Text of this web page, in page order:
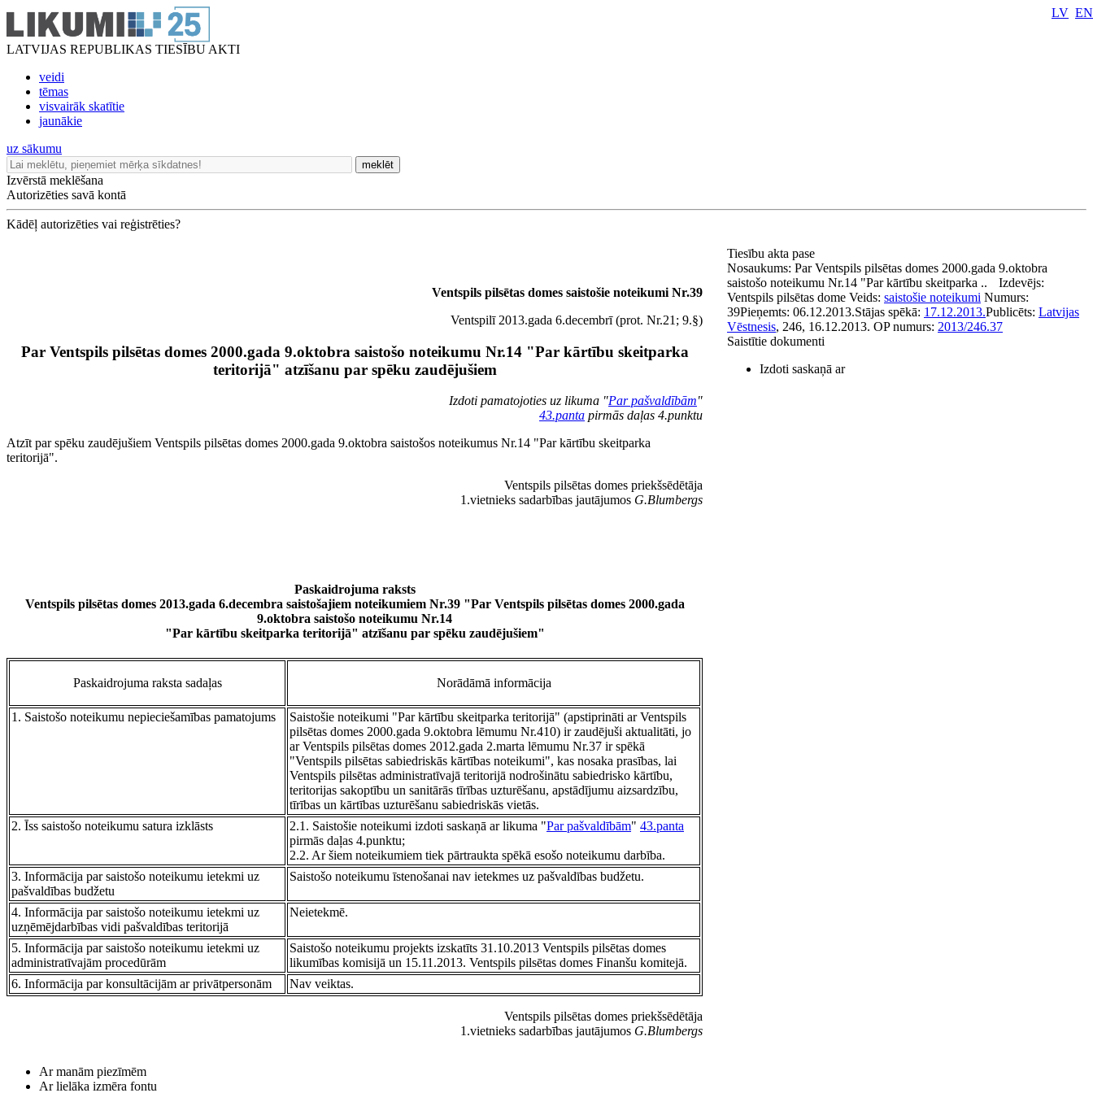
LATVIJAS REPUBLIKAS TIESĪBU AKTI
veidi
tēmas
visvairāk skatītie
jaunākie
LV EN
uz sākumu
meklēt
Izvērstā meklēšana
Autorizēties savā kontā
Kādēļ autorizēties vai reģistrēties?
Ventspils pilsētas domes saistošie noteikumi Nr.39
Ventspilī 2013.gada 6.decembrī (prot. Nr.21; 9.§)
Par Ventspils pilsētas domes 2000.gada 9.oktobra saistošo noteikumu Nr.14 "Par kārtību skeitparka
teritorijā" atzīšanu par spēku zaudējušiem
Izdoti pamatojoties uz likuma "Par pašvaldībām"
43.panta pirmās daļas 4.punktu
Atzīt par spēku zaudējušiem Ventspils pilsētas domes 2000.gada 9.oktobra saistošos noteikumus Nr.14 "Par kārtību skeitparka
teritorijā".
Ventspils pilsētas domes priekšsēdētāja
1.vietnieks sadarbības jautājumos G.Blumbergs
Paskaidrojuma raksts
Ventspils pilsētas domes 2013.gada 6.decembra saistošajiem noteikumiem Nr.39 "Par Ventspils pilsētas domes 2000.gada
9.oktobra saistošo noteikumu Nr.14
"Par kārtību skeitparka teritorijā" atzīšanu par spēku zaudējušiem"
Paskaidrojuma raksta sadaļas Norādāmā informācija
1. Saistošo noteikumu nepieciešamības pamatojums
Saistošie noteikumi "Par kārtību skeitparka teritorijā" (apstiprināti ar Ventspils
pilsētas domes 2000.gada 9.oktobra lēmumu Nr.410) ir zaudējuši aktualitāti, jo
ar Ventspils pilsētas domes 2012.gada 2.marta lēmumu Nr.37 ir spēkā
"Ventspils pilsētas sabiedriskās kārtības noteikumi", kas nosaka prasības, lai
Ventspils pilsētas administratīvajā teritorijā nodrošinātu sabiedrisko kārtību,
teritorijas sakoptību un sanitārās tīrības uzturēšanu, apstādījumu aizsardzību,
tīrības un kārtības uzturēšanu sabiedriskās vietās.
2. Īss saistošo noteikumu satura izklāsts
2.1. Saistošie noteikumi izdoti saskaņā ar likuma "Par pašvaldībām" 43.panta
pirmās daļas 4.punktu;
2.2. Ar šiem noteikumiem tiek pārtraukta spēkā esošo noteikumu darbība.
3. Informācija par saistošo noteikumu ietekmi uz
pašvaldības budžetu
Saistošo noteikumu īstenošanai nav ietekmes uz pašvaldības budžetu.
4. Informācija par saistošo noteikumu ietekmi uz
uzņēmējdarbības vidi pašvaldības teritorijā
Neietekmē.
5. Informācija par saistošo noteikumu ietekmi uz
administratīvajām procedūrām
Saistošo noteikumu projekts izskatīts 31.10.2013 Ventspils pilsētas domes
likumības komisijā un 15.11.2013. Ventspils pilsētas domes Finanšu komitejā.
6. Informācija par konsultācijām ar privātpersonām
Nav veiktas.
Ventspils pilsētas domes priekšsēdētāja
1.vietnieks sadarbības jautājumos G.Blumbergs
Tiesību akta pase
Nosaukums: Par Ventspils pilsētas domes 2000.gada 9.oktobra
saistošo noteikumu Nr.14 "Par kārtību skeitparka ..
Izdevējs:
Ventspils pilsētas dome Veids: saistošie noteikumi Numurs:
39Pieņemts: 06.12.2013.Stājas spēkā: 17.12.2013.Publicēts: Latvijas
Vēstnesis, 246, 16.12.2013. OP numurs: 2013/246.37
Saistītie dokumenti
Izdoti saskaņā ar
Ar manām piezīmēm
Ar lielāka izmēra fontu